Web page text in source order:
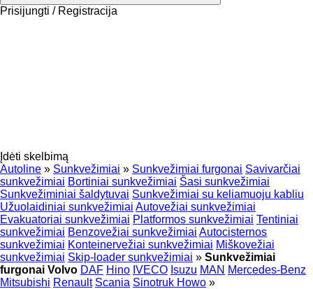
Prisijungti / Registracija
Įdėti skelbimą
Autoline » Sunkvežimiai » Sunkvežimiai furgonai Savivarčiai
sunkvežimiai Bortiniai sunkvežimiai Šasi sunkvežimiai
Sunkvežiminiai šaldytuvai Sunkvežimiai su keliamuoju kabliu
Užuolaidiniai sunkvežimiai Autovežiai sunkvežimiai
Evakuatoriai sunkvežimiai Platformos sunkvežimiai Tentiniai
sunkvežimiai Benzovežiai sunkvežimiai Autocisternos
sunkvežimiai Konteinervežiai sunkvežimiai Miškovežiai
sunkvežimiai Skip-loader sunkvežimiai » Sunkvežimiai
furgonai Volvo DAF Hino IVECO Isuzu MAN Mercedes-Benz
Mitsubishi Renault Scania Sinotruk Howo »